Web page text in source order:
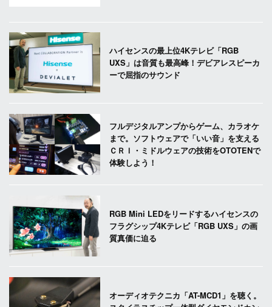
ハイセンスの最上位4Kテレビ「RGB
UXS」は音質も最高峰！デビアレスピーカ
ーで屈指のサウンド
フルデジタルアンプからゲーム、カラオケ
まで。ソフトウェアで「いい音」を支える
ＣＲＩ・ミドルウェアの技術をOTOTENで
体験しよう！
RGB Mini LEDをリードするハイセンスの
フラグシップ4Kテレビ「RGB UXS」の画
質真価に迫る
オーディオテクニカ「AT-MCD1」を聴く。